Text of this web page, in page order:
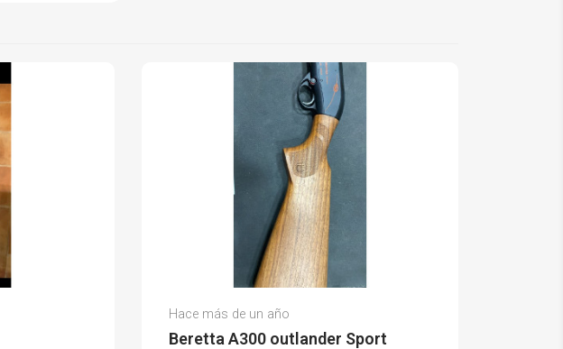
José Miguel T.
Hace más de un año
Beretta A300 outlander Sport